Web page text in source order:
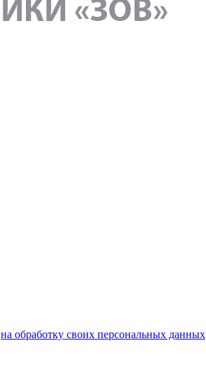
на обработку своих персональных данных